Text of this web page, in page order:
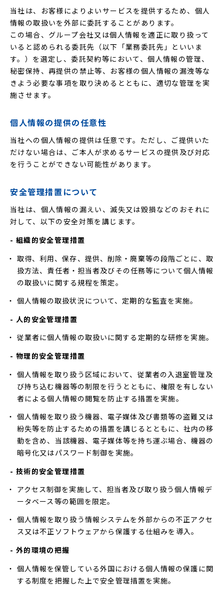
当社は、お客様によりよいサービスを提供するため、個人
情報の取扱いを外部に委託することがあります。
この場合、グループ会社又は個人情報を適正に取り扱って
いると認められる委託先（以下「業務委託先」といいま
す。）を選定し、委託契約等において、個人情報の管理、
秘密保持、再提供の禁止等、お客様の個人情報の漏洩等な
きよう必要な事項を取り決めるとともに、適切な管理を実
施させます。
個人情報の提供の任意性
当社への個人情報の提供は任意です。ただし、ご提供いた
だけない場合は、ご本人が求めるサービスの提供及び対応
を行うことができない可能性があります。
安全管理措置について
当社は、個人情報の漏えい、滅失又は毀損などのおそれに
対して、以下の安全対策を講じます。
- 組織的安全管理措置
取得、利用、保存、提供、削除・廃棄等の段階ごとに、取
扱方法、責任者・担当者及びその任務等について個人情報
の取扱いに関する規程を策定。
個人情報の取扱状況について、定期的な監査を実施。
- 人的安全管理措置
従業者に個人情報の取扱いに関する定期的な研修を実施。
- 物理的安全管理措置
個人情報を取り扱う区域において、従業者の入退室管理及
び持ち込む機器等の制限を行うとともに、権限を有しない
者による個人情報の閲覧を防止する措置を実施。
個人情報を取り扱う機器、電子媒体及び書類等の盗難又は
紛失等を防止するための措置を講じるとともに、社内の移
動を含め、当該機器、電子媒体等を持ち運ぶ場合、機器の
暗号化又はパスワード制御を実施。
- 技術的安全管理措置
アクセス制御を実施して、担当者及び取り扱う個人情報デ
ータベース等の範囲を限定。
個人情報を取り扱う情報システムを外部からの不正アクセ
ス又は不正ソフトウェアから保護する仕組みを導入。
- 外的環境の把握
個人情報を保管している外国における個人情報の保護に関
する制度を把握した上で安全管理措置を実施。